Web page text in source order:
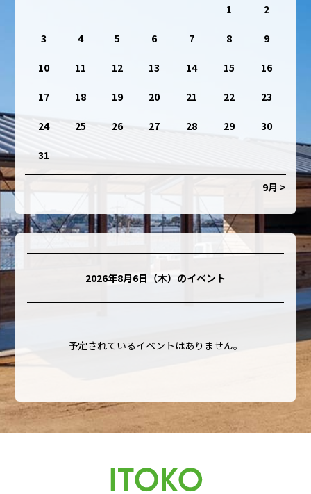
1 2
3 4 5 6 7 8 9
10 11 12 13 14 15 16
17 18 19 20 21 22 23
24 25 26 27 28 29 30
31
9月 >
2026年8月6日（木） のイベント
予定されているイベントはありません。